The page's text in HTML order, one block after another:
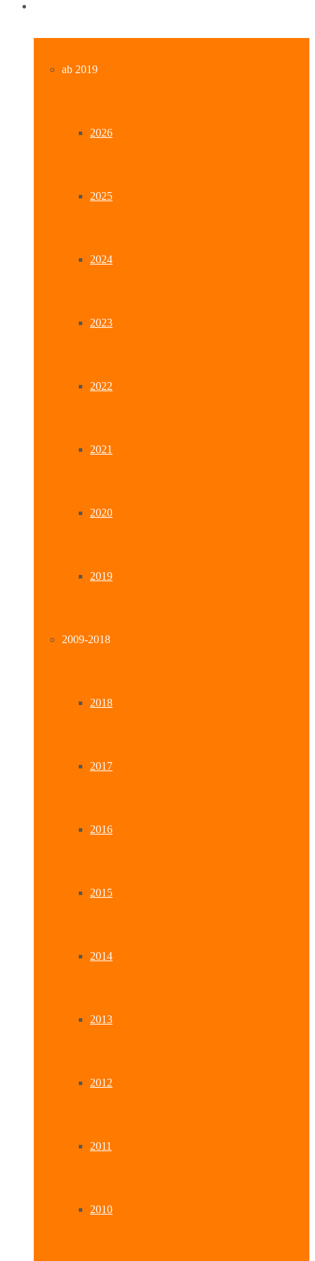
ab 2019
2026
2025
2024
2023
2022
2021
2020
2019
2009-2018
2018
2017
2016
2015
2014
2013
2012
2011
2010